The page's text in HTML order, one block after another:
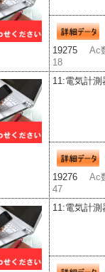
19275 Ac
18
11:電気計測
19276 Ac
47
11:電気計測